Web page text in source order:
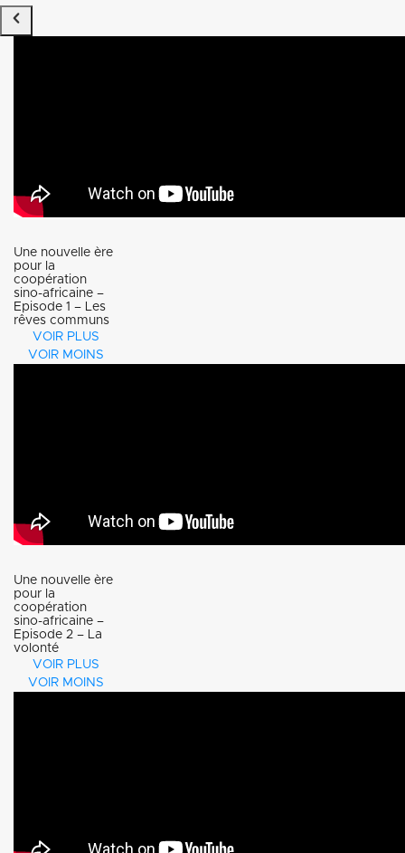
Une nouvelle ère
pour la
coopération
sino-africaine –
Episode 1 – Les
rêves communs
VOIR PLUS
VOIR MOINS
Une nouvelle ère
pour la
coopération
sino-africaine –
Episode 2 – La
volonté
commune
VOIR PLUS
VOIR MOINS